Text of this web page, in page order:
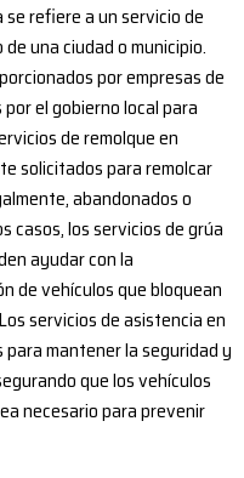
refiere a un servicio de
una ciudad o municipio.
por empresas de
el gobierno local para
de remolque en
solicitados para remolcar
abandonados o
casos, los servicios de grúa
ayudar con la
de vehículos que bloquean
servicios de asistencia en
mantener la seguridad y
que los vehículos
necesario para prevenir